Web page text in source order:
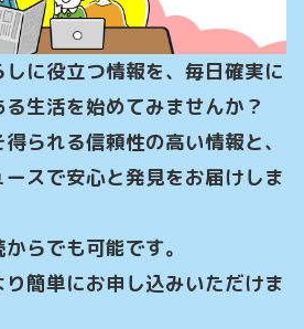
に役立つ情報を、毎日確実に
生活を始めてみませんか？
られる信頼性の高い情報と、
スで安心と発見をお届けしま
らでも可能です。
簡単にお申し込みいただけま